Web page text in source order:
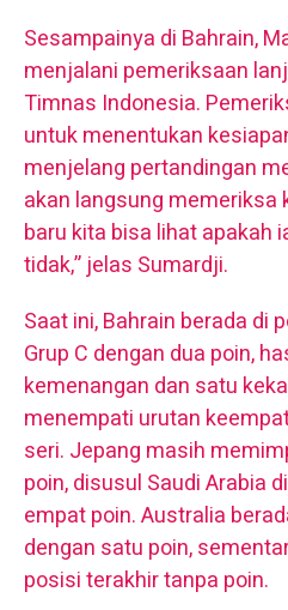
Sesampainya di Bahrain,
menjalani pemeriksaan
Timnas Indonesia.
untuk menentukan
menjelang pertandingan
akan langsung memeriksa
baru kita bisa lihat apakah
tidak,” jelas Sumardji.
Saat ini, Bahrain berada di
Grup C dengan dua poin,
kemenangan dan satu
menempati urutan
seri. Jepang masih
poin, disusul Saudi Arabia
empat poin. Australia
dengan satu poin,
posisi terakhir tanpa poin.